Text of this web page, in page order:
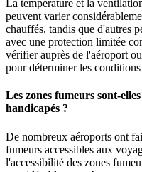
La température et la
peuvent varier
chauffés, tandis que d'autres
avec une protection limitée
vérifier auprès de l'aéroport
pour déterminer les
Les zones fumeurs sont-
handicapés ?
De nombreux aéroports ont
fumeurs accessibles aux
l'accessibilité des zones